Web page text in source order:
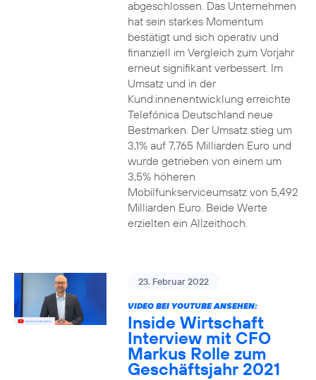
abgeschlossen. Das Unternehmen
hat sein starkes Momentum
bestätigt und sich operativ und
finanziell im Vergleich zum Vorjahr
erneut signifikant verbessert. Im
Umsatz und in der
Kund:innenentwicklung erreichte
Telefónica Deutschland neue
Bestmarken. Der Umsatz stieg um
3,1% auf 7,765 Milliarden Euro und
wurde getrieben von einem um
3,5% höheren
Mobilfunkserviceumsatz von 5,492
Milliarden Euro. Beide Werte
erzielten ein Allzeithoch.
23. Februar 2022
VIDEO BEI YOUTUBE ANSEHEN:
Inside Wirtschaft
Interview mit CFO
Markus Rolle zum
Geschäftsjahr 2021